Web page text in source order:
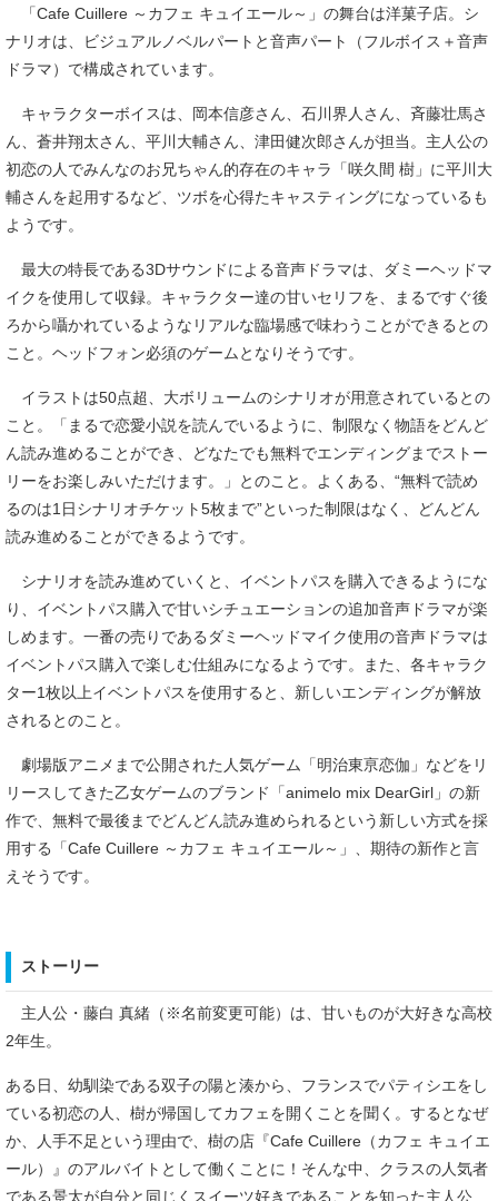
「Cafe Cuillere ～カフェ キュイエール～」の舞台は洋菓子店。シ
ナリオは、ビジュアルノベルパートと音声パート（フルボイス＋音声
ドラマ）で構成されています。
キャラクターボイスは、岡本信彦さん、石川界人さん、斉藤壮馬さ
ん、蒼井翔太さん、平川大輔さん、津田健次郎さんが担当。主人公の
初恋の人でみんなのお兄ちゃん的存在のキャラ「咲久間 樹」に平川大
輔さんを起用するなど、ツボを心得たキャスティングになっているも
ようです。
最大の特長である3Dサウンドによる音声ドラマは、ダミーヘッドマ
イクを使用して収録。キャラクター達の甘いセリフを、まるですぐ後
ろから囁かれているようなリアルな臨場感で味わうことができるとの
こと。ヘッドフォン必須のゲームとなりそうです。
イラストは50点超、大ボリュームのシナリオが用意されているとの
こと。「まるで恋愛小説を読んでいるように、制限なく物語をどんど
ん読み進めることができ、どなたでも無料でエンディングまでストー
リーをお楽しみいただけます。」とのこと。よくある、“無料で読め
るのは1日シナリオチケット5枚まで”といった制限はなく、どんどん
読み進めることができるようです。
シナリオを読み進めていくと、イベントパスを購入できるようにな
り、イベントパス購入で甘いシチュエーションの追加音声ドラマが楽
しめます。一番の売りであるダミーヘッドマイク使用の音声ドラマは
イベントパス購入で楽しむ仕組みになるようです。また、各キャラク
ター1枚以上イベントパスを使用すると、新しいエンディングが解放
されるとのこと。
劇場版アニメまで公開された人気ゲーム「明治東亰恋伽」などをリ
リースしてきた乙女ゲームのブランド「animelo mix DearGirl」の新
作で、無料で最後までどんどん読み進められるという新しい方式を採
用する「Cafe Cuillere ～カフェ キュイエール～」、期待の新作と言
えそうです。
ストーリー
主人公・藤白 真緒（※名前変更可能）は、甘いものが大好きな高校
2年生。
ある日、幼馴染である双子の陽と湊から、フランスでパティシエをし
ている初恋の人、樹が帰国してカフェを開くことを聞く。するとなぜ
か、人手不足という理由で、樹の店『Cafe Cuillere（カフェ キュイエ
ール）』のアルバイトとして働くことに！そんな中、クラスの人気者
である景太が自分と同じくスイーツ好きであることを知った主人公